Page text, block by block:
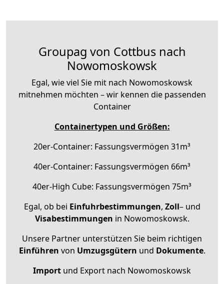
Groupag von Cottbus nach
Nowomoskowsk
Egal, wie viel Sie mit nach Nowomoskowsk
mitnehmen möchten – wir kennen die passenden
Container
Containertypen und Größen:
20er-Container: Fassungsvermögen 31m³
40er-Container: Fassungsvermögen 66m³
40er-High Cube: Fassungsvermögen 75m³
Egal, ob bei Einfuhrbestimmungen, Zoll– und
Visabestimmungen in Nowomoskowsk.
Unsere Partner unterstützen Sie beim richtigen
Einführen von Umzugsgütern und Dokumente.
Import und Export nach Nowomoskowsk